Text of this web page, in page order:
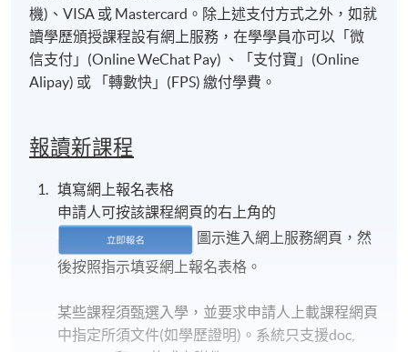
機)、VISA 或 Mastercard。除上述支付方式之外，如就
讀學歷頒授課程設有網上服務，在學學員亦可以「微
信支付」(Online WeChat Pay) 、「支付寶」(Online
Alipay) 或 「轉數快」(FPS) 繳付學費。
報讀新課程
填寫網上報名表格
申請人可按該課程網頁的右上角的
圖示進入網上服務網頁，然
後按照指示填妥網上報名表格。
某些課程須甄選入學，並要求申請人上載課程網頁
中指定所須文件(如學歷證明)。系統只支援doc,